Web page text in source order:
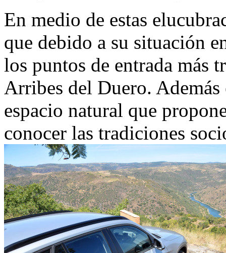
En medio de estas
que debido a su situación
los puntos de entrada más
Arribes del Duero. Además
espacio natural que
conocer las tradiciones